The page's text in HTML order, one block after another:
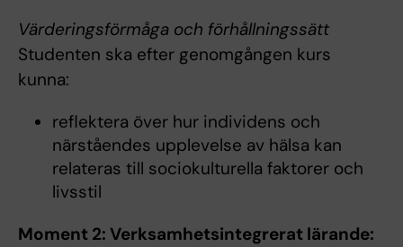
Värderingsförmåga och förhållningssätt
Studenten ska efter genomgången kurs
kunna:
reflektera över hur individens och
närståendes upplevelse av hälsa kan
relateras till sociokulturella faktorer och
livsstil
Moment 2: Verksamhetsintegrerat lärande: